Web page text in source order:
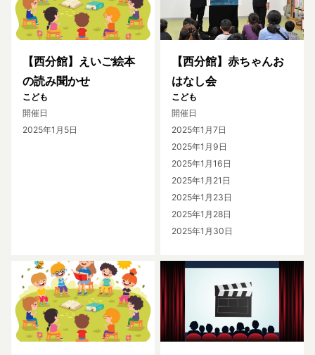
【西分館】えいご絵本
の読み聞かせ
こども
開催日
2025年1月5日
【西分館】赤ちゃんお
はなし会
こども
開催日
2025年1月7日
2025年1月9日
2025年1月16日
2025年1月21日
2025年1月23日
2025年1月28日
2025年1月30日